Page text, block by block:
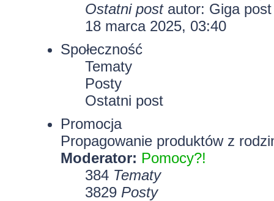
Ostatni postautor: Giga
18 marca 2025, 03:40
Społeczność
Tematy
Posty
Ostatni post
Promocja
Propagowanie produktów z
Moderator: Pomocy?!
384 Tematy
3829 Posty